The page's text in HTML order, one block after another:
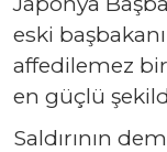
eski
affedilemez
en güçlü
Saldırının